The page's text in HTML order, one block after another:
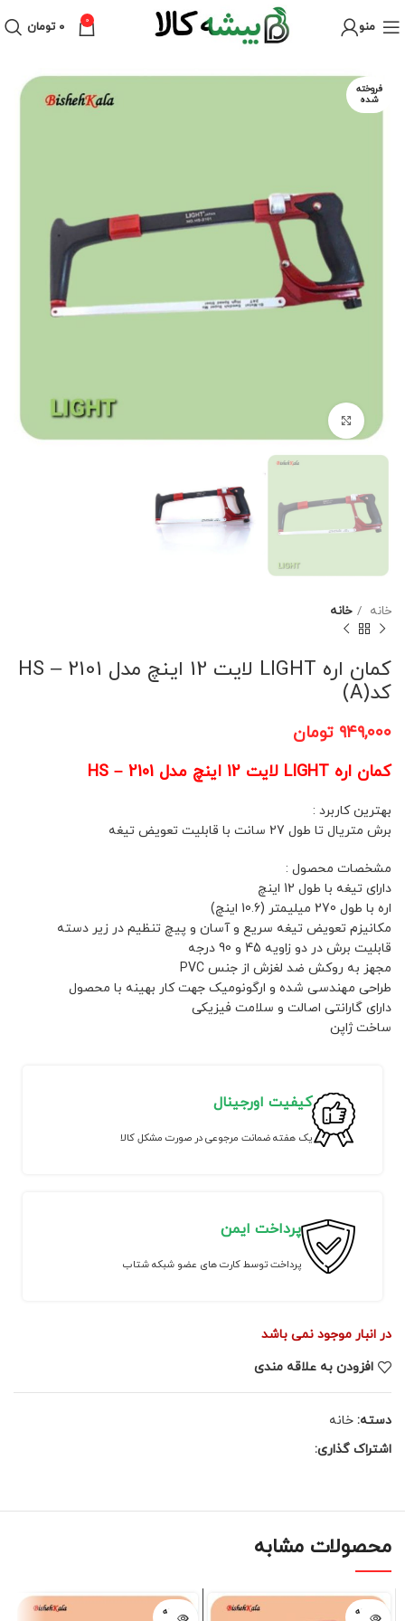
منو 0 ۰ تومان
فروخته
شده
خانه خانه
کمان اره LIGHT لایت 12 اینچ مدل HS – 2101
کد(A)
۹۴۹,۰۰۰ تومان
کمان اره LIGHT لایت 12 اینچ مدل HS – 2101
بهترین کاربرد :
برش متریال تا طول 27 سانت با قابلیت تعویض تیغه
مشخصات محصول :
دارای تیغه با طول 12 اینچ
اره با طول 270 میلیمتر (10.6 اینچ)
مکانیزم تعویض تیغه سریع و آسان و پیچ تنظیم در زیر دسته
قابلیت برش در دو زاویه 45 و 90 درجه
مجهز به روکش ضد لغزش از جنس PVC
طراحی مهندسی شده و ارگونومیک جهت کار بهینه با محصول
دارای گارانتی اصالت و سلامت فیزیکی
ساخت ژاپن
کیفیت اورجینال
یک هفته ضمانت مرجوعی در صورت مشکل کالا
پرداخت ایمن
پرداخت توسط کارت های عضو شبکه شتاب
در انبار موجود نمی باشد
افزودن به علاقه مندی
دسته: خانه
اشتراک گذاری:
محصولات مشابه
فروخته
فروخته